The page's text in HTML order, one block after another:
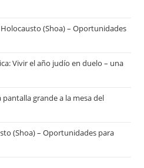
(Shoa) – Oportunidades
Vivir el año judío en duelo – una
pantalla grande a la mesa del
(Shoa) – Oportunidades para